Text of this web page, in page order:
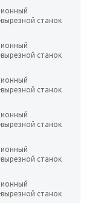
станок
станок
станок
станок
станок
станок